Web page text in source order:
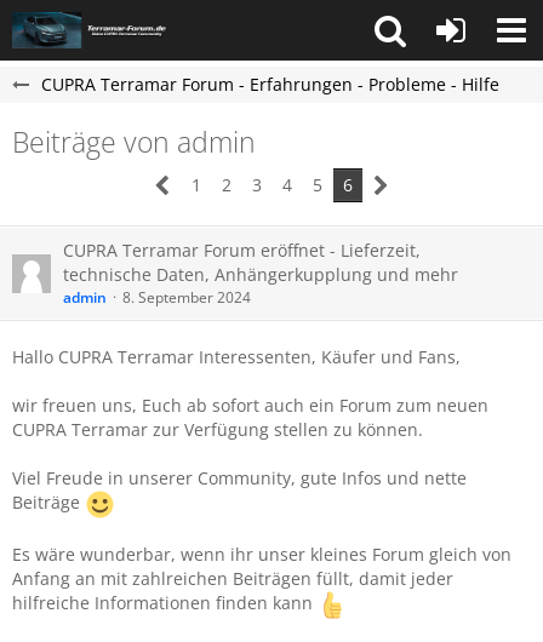
CUPRA Terramar Forum - Erfahrungen - Probleme - Hilfe
Beiträge von admin
1 2 3 4 5 6
CUPRA Terramar Forum eröffnet - Lieferzeit,
technische Daten, Anhängerkupplung und mehr
admin 8. September 2024
Hallo CUPRA Terramar Interessenten, Käufer und Fans,
wir freuen uns, Euch ab sofort auch ein Forum zum neuen
CUPRA Terramar zur Verfügung stellen zu können.
Viel Freude in unserer Community, gute Infos und nette
Beiträge
Es wäre wunderbar, wenn ihr unser kleines Forum gleich von
Anfang an mit zahlreichen Beiträgen füllt, damit jeder
hilfreiche Informationen finden kann